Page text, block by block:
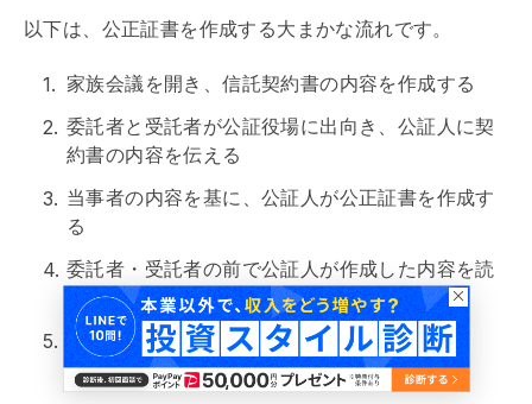
以下は、公正証書を作成する大まかな流れです。
家族会議を開き、信託契約書の内容を作成する
委託者と受託者が公証役場に出向き、公証人に契
約書の内容を伝える
当事者の内容を基に、公証人が公正証書を作成す
る
委託者・受託者の前で公証人が作成した内容を読
み上げる
正本・謄本を交付する